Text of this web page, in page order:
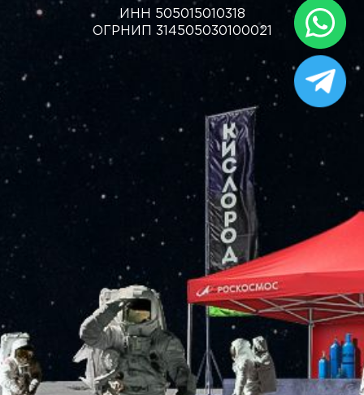
ИНН 505015010318
ОГРНИП 314505030100021